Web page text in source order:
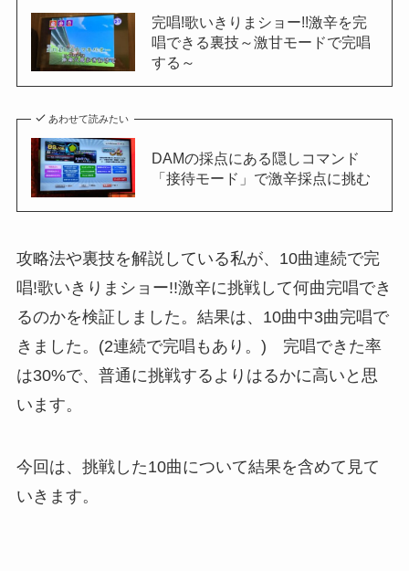
完唱!歌いきりまショー!!激辛を完
唱できる裏技～激甘モードで完唱
する～
あわせて読みたい
DAMの採点にある隠しコマンド
「接待モード」で激辛採点に挑む
攻略法や裏技を解説している私が、10曲連続で完
唱!歌いきりまショー!!激辛に挑戦して何曲完唱でき
るのかを検証しました。結果は、10曲中3曲完唱で
きました。(2連続で完唱もあり。) 完唱できた率
は30%で、普通に挑戦するよりはるかに高いと思
います。
今回は、挑戦した10曲について結果を含めて見て
いきます。